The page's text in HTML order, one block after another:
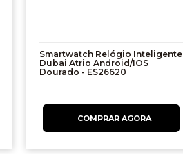
Smartwatch Relógio Inteligente
Dubai Atrio Android/IOS
Dourado - ES26620